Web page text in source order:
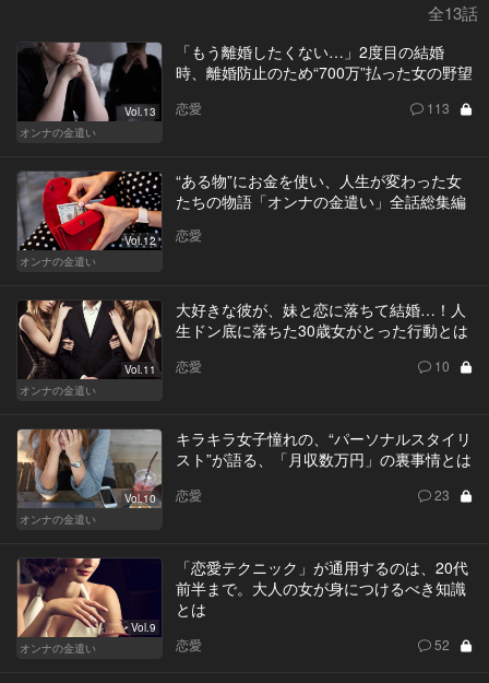
全13話
Vol.13
オンナの金遣い
「もう離婚したくない…」2度目の結婚
時、離婚防止のため“700万”払った女の野望
恋愛 113
Vol.12
オンナの金遣い
“ある物”にお金を使い、人生が変わった女
たちの物語「オンナの金遣い」全話総集編
恋愛
Vol.11
オンナの金遣い
大好きな彼が、妹と恋に落ちて結婚…！人
生ドン底に落ちた30歳女がとった行動とは
恋愛 10
Vol.10
オンナの金遣い
キラキラ女子憧れの、“パーソナルスタイリ
スト”が語る、「月収数万円」の裏事情とは
恋愛 23
Vol.9
オンナの金遣い
「恋愛テクニック」が通用するのは、20代
前半まで。大人の女が身につけるべき知識
とは
恋愛 52